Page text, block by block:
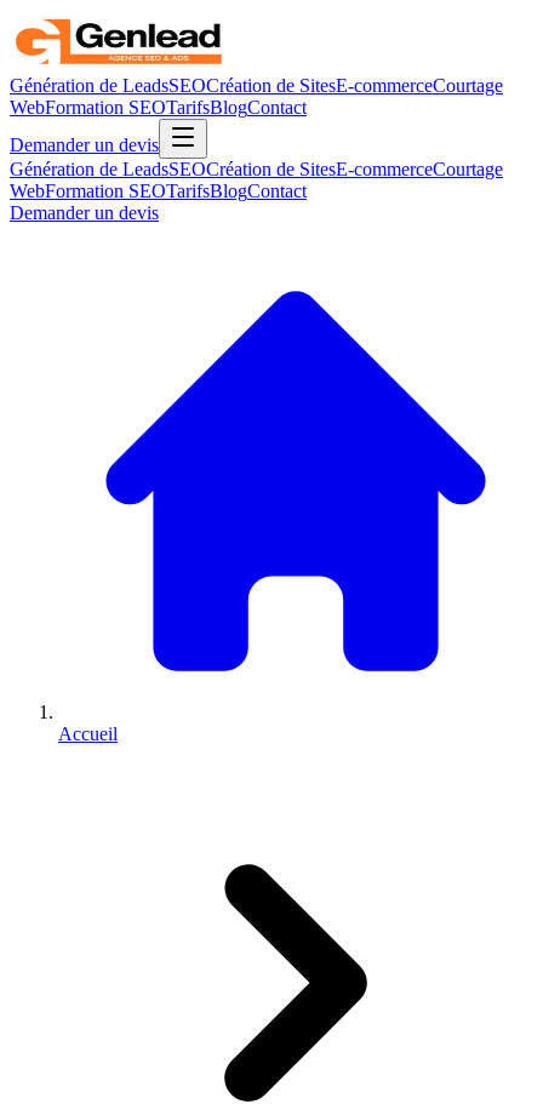
Génération de LeadsSEOCréation de SitesE-commerceCourtage
WebFormation SEOTarifsBlogContact
Demander un devis
Génération de LeadsSEOCréation de SitesE-commerceCourtage
WebFormation SEOTarifsBlogContact
Demander un devis
Accueil